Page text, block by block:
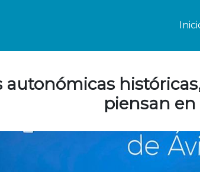
autonómicas
piensan